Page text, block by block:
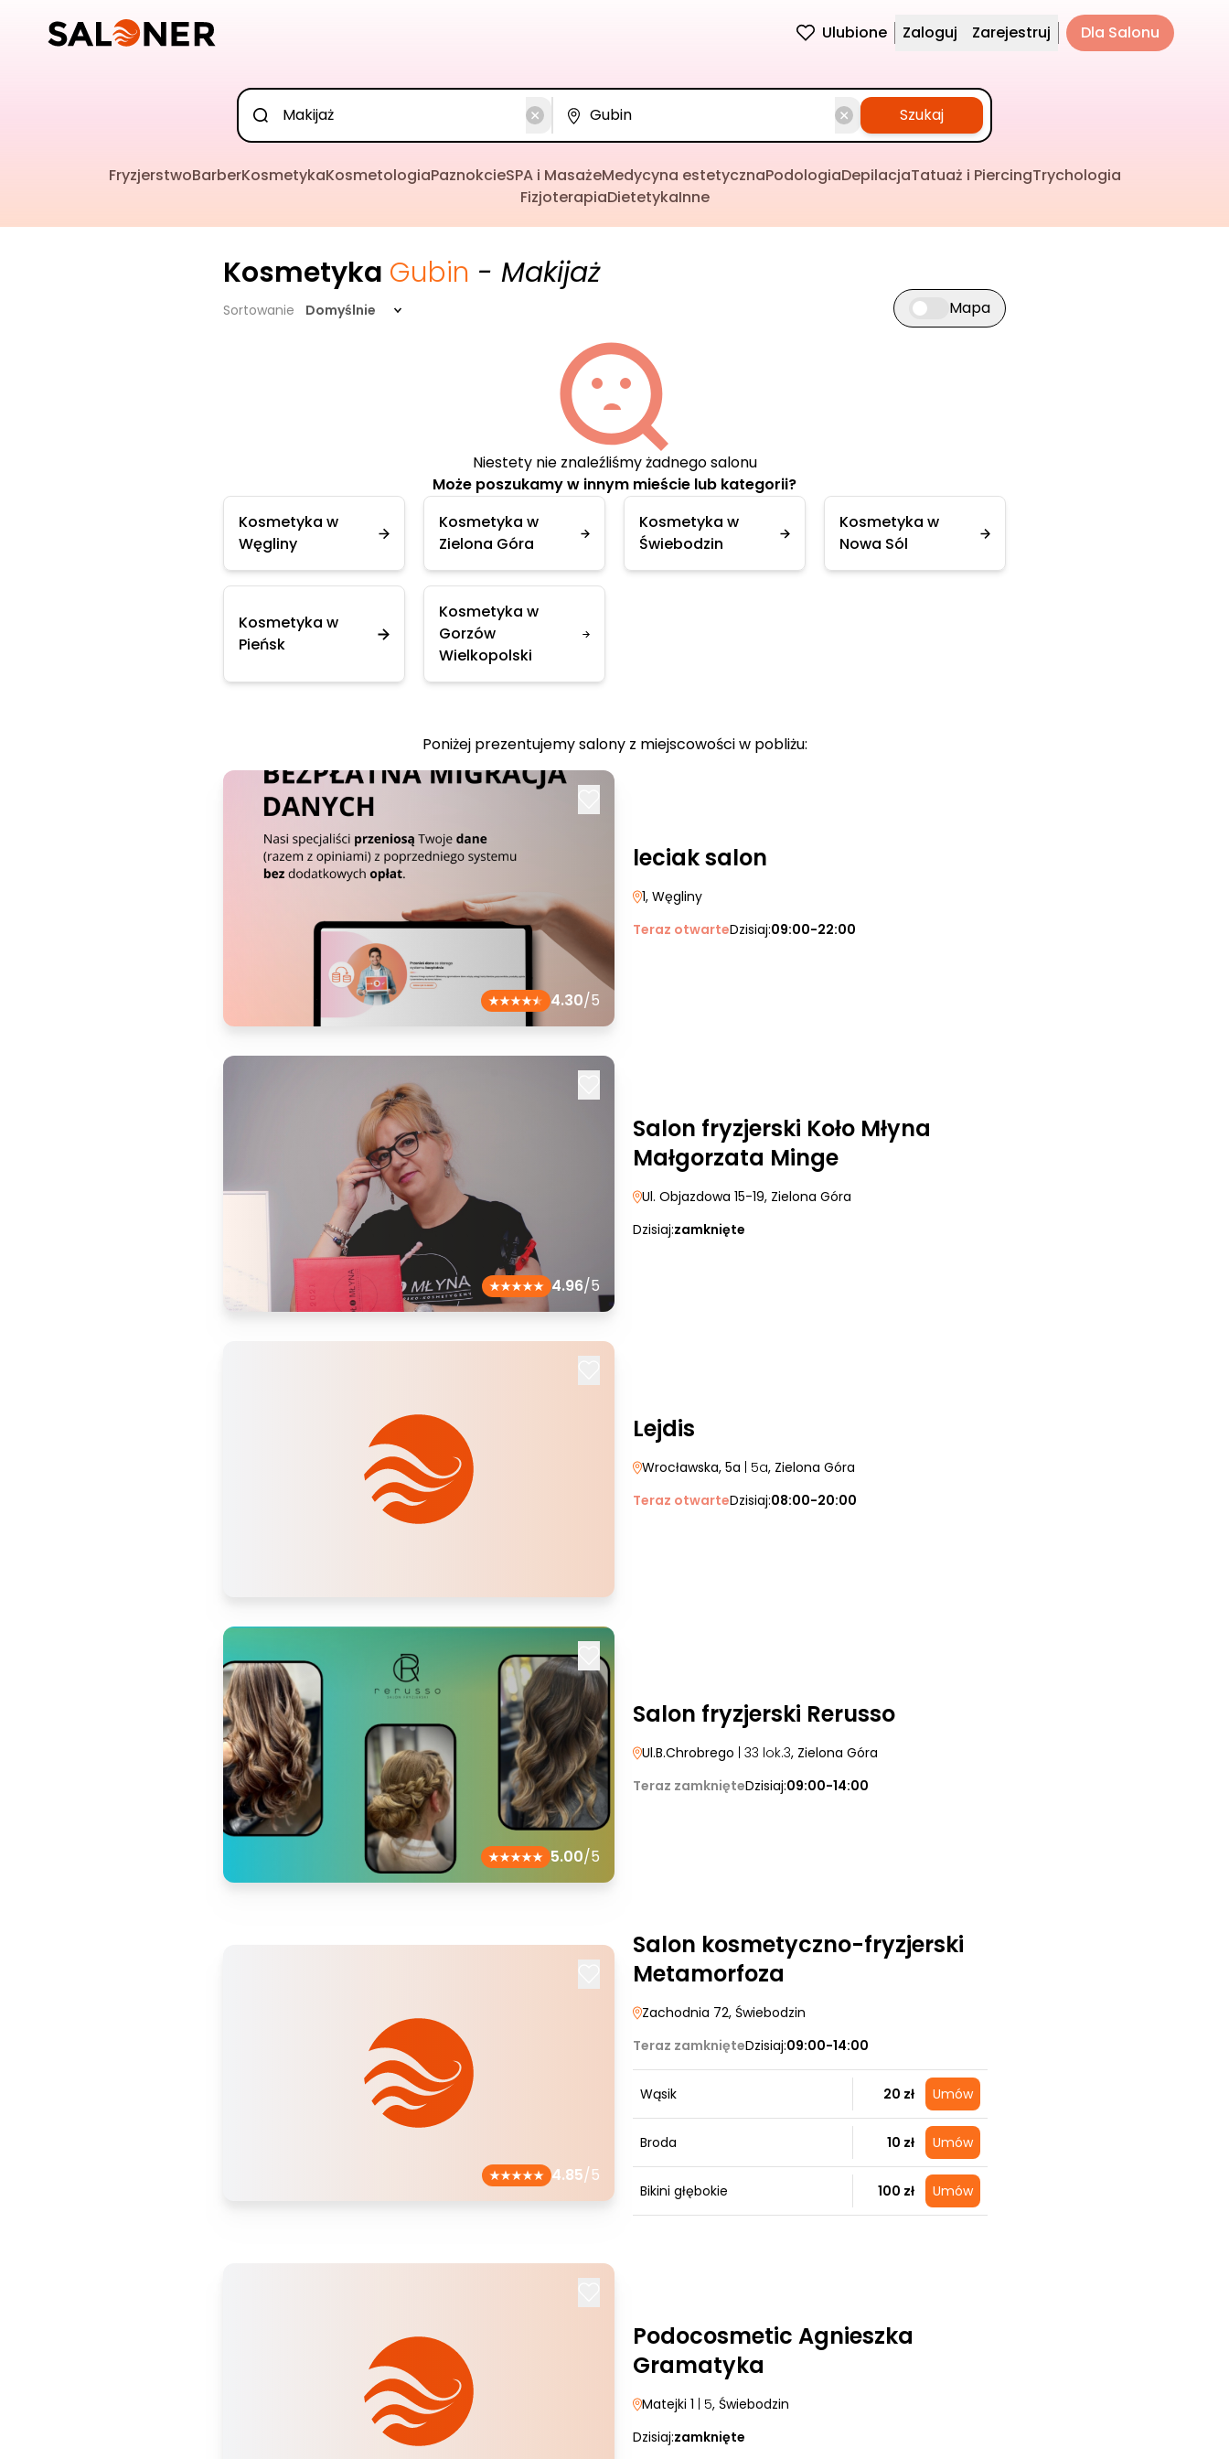
Ulubione Zaloguj Zarejestruj Dla Salonu
Szukaj
FryzjerstwoBarberKosmetykaKosmetologiaPaznokcieSPA i MasażeMedycyna estetycznaPodologiaDepilacjaTatuaż i PiercingTrychologia
FizjoterapiaDietetykaInne
Kosmetyka Gubin - Makijaż
Sortowanie Domyślnie Przełącz widok mapy
Mapa
Niestety nie znaleźliśmy żadnego salonu
Może poszukamy w innym mieście lub kategorii?
Kosmetyka w
Węgliny
Kosmetyka w
Zielona Góra
Kosmetyka w
Świebodzin
Kosmetyka w
Nowa Sól
Kosmetyka w
Pieńsk
Kosmetyka w
Gorzów
Wielkopolski
Poniżej prezentujemy salony z miejscowości w pobliżu:
4.30/5
leciak salon
1, Węgliny
Teraz otwarteDzisiaj:09:00-22:00
4.96/5
Salon fryzjerski Koło Młyna
Małgorzata Minge
Ul. Objazdowa 15-19, Zielona Góra
Dzisiaj:zamknięte
Lejdis
Wrocławska, 5a | 5a, Zielona Góra
Teraz otwarteDzisiaj:08:00-20:00
5.00/5
Salon fryzjerski Rerusso
Ul.B.Chrobrego | 33 lok.3, Zielona Góra
Teraz zamknięteDzisiaj:09:00-14:00
4.85/5
Salon kosmetyczno-fryzjerski
Metamorfoza
Zachodnia 72, Świebodzin
Teraz zamknięteDzisiaj:09:00-14:00
Wąsik 20 zł Umów
Broda 10 zł Umów
Bikini głębokie 100 zł Umów
Podocosmetic Agnieszka
Gramatyka
Matejki 1 | 5, Świebodzin
Dzisiaj:zamknięte